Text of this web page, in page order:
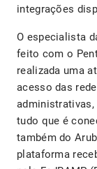
integrações
O especialista
feito com o
realizada uma
acesso das
tudo que é
também do
plataforma